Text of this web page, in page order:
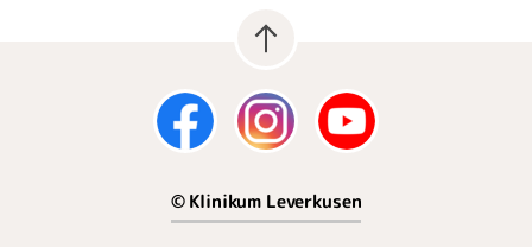
© Klinikum Leverkusen